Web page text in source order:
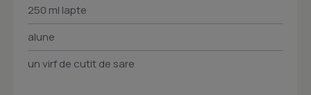
250 ml lapte
alune
un virf de cutit de sare